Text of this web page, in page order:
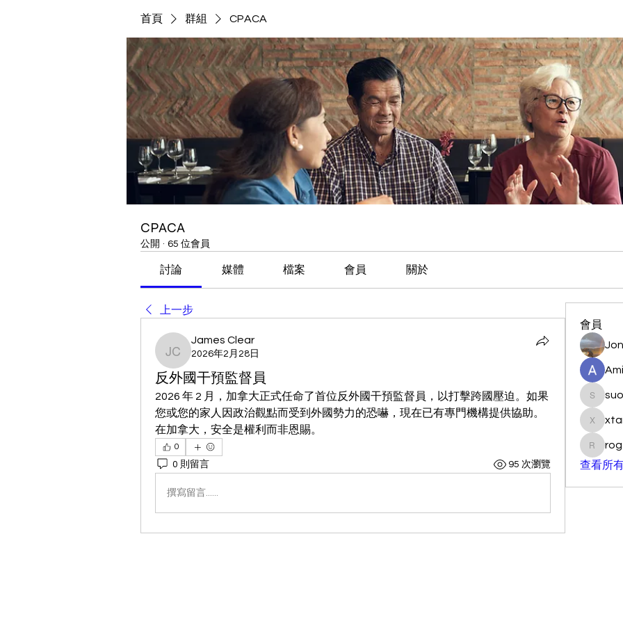
首頁 群組 CPACA
CPACA
公開 · 65 位會員
討論 媒體 檔案 會員 關於
上一步
James Clear
James Clear
2026年2月28日
反外國干預監督員
2026 年 2 月，加拿大正式任命了首位反外國干預監督員，以打擊跨國壓迫。如果
您或您的家人因政治觀點而受到外國勢力的恐嚇，現在已有專門機構提供協助。
在加拿大，安全是權利而非恩賜。
0
0 則留言 95 次瀏覽
撰寫留言......
會員
xtancer
查看所